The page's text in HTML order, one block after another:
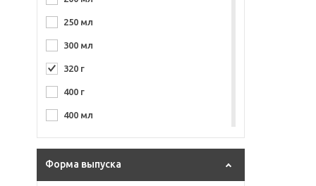
250 мл
300 мл
320 г
400 г
400 мл
450 мл
500 мл
Форма выпуска